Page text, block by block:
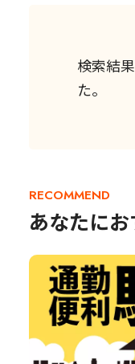
検索結
た。
RECOMMEND
あなたに